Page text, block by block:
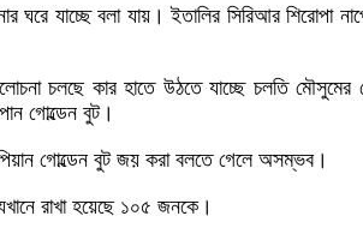
যাচ্ছে বলা যায়। ইতালির সিরিআর শিরোপা
চলছে কার হাতে উঠতে যাচ্ছে চলতি মৌসুমের
গোল্ডেন বুট।
গোল্ডেন বুট জয় করা বলতে গেলে অসম্ভব।
রাখা হয়েছে ১০৫ জনকে।